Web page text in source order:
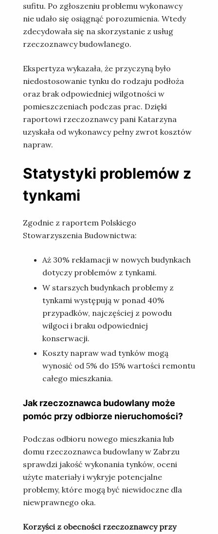
sufitu. Po zgłoszeniu problemu wykonawcy
nie udało się osiągnąć porozumienia. Wtedy
zdecydowała się na skorzystanie z usług
rzeczoznawcy budowlanego.
Ekspertyza wykazała, że przyczyną było
niedostosowanie tynku do rodzaju podłoża
oraz brak odpowiedniej wilgotności w
pomieszczeniach podczas prac. Dzięki
raportowi rzeczoznawcy pani Katarzyna
uzyskała od wykonawcy pełny zwrot kosztów
napraw.
Statystyki problemów z
tynkami
Zgodnie z raportem Polskiego
Stowarzyszenia Budownictwa:
Aż 30% reklamacji w nowych budynkach
dotyczy problemów z tynkami.
W starszych budynkach problemy z
tynkami występują w ponad 40%
przypadków, najczęściej z powodu
wilgoci i braku odpowiedniej
konserwacji.
Koszty napraw wad tynków mogą
wynosić od 5% do 15% wartości remontu
całego mieszkania.
Jak rzeczoznawca budowlany może
pomóc przy odbiorze nieruchomości?
Podczas odbioru nowego mieszkania lub
domu rzeczoznawca budowlany w Zabrzu
sprawdzi jakość wykonania tynków, oceni
użyte materiały i wykryje potencjalne
problemy, które mogą być niewidoczne dla
niewprawnego oka.
Korzyści z obecności rzeczoznawcy przy